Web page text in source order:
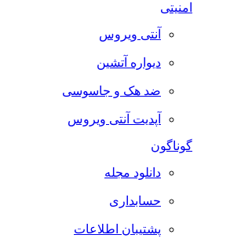
امنیتی
آنتی ویروس
دیواره آتشین
ضد هک و جاسوسی
آپدیت آنتی ویروس
گوناگون
دانلود مجله
حسابداری
پشتیبان اطلاعات